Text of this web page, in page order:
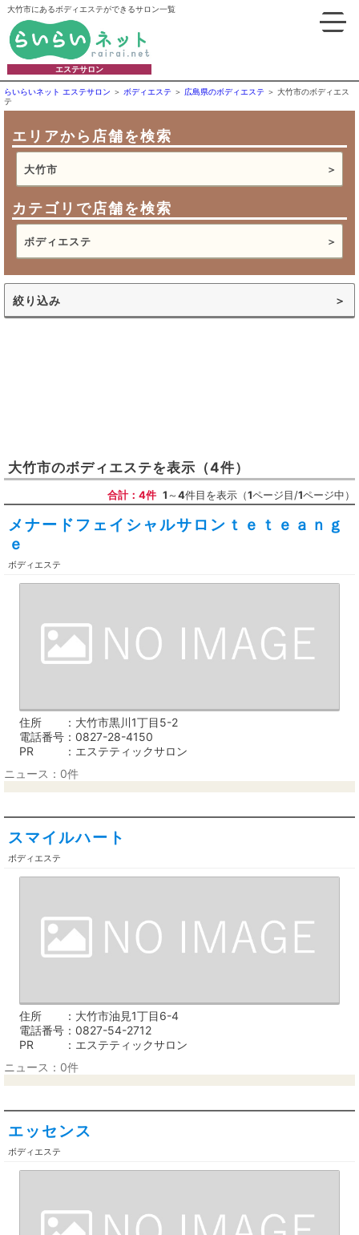
大竹市にあるボディエステができるサロン一覧
エステサロン
らいらいネット エステサロン ボディエステ 広島県のボディエステ
大竹市のボディエス
テ
エリアから店舗を検索
大竹市
カテゴリで店舗を検索
ボディエステ
絞り込み
大竹市のボディエステを表示 （4件）
合計：4件 1～4件目を表示（1ページ目/1ページ中）
メナードフェイシャルサロンｔｅｔｅａｎｇ
ｅ
ボディエステ
住所
大竹市黒川1丁目5-2
電話番号
0827-28-4150
PR
エステティックサロン
ニュース：0件
スマイルハート
ボディエステ
住所
大竹市油見1丁目6-4
電話番号
0827-54-2712
PR
エステティックサロン
ニュース：0件
エッセンス
ボディエステ